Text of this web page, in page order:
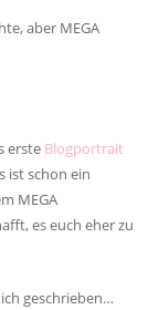
aber MEGA
erste Blogportrait
ist schon ein
MEGA
es euch eher zu
geschrieben…